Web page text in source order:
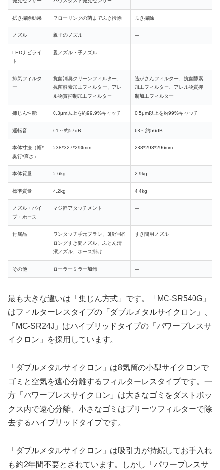
拭き掃除効果 フローリングの菌までふき掃除 ふき掃除
ノズル 親子のノズル ―
LEDナビライ
ト
親ノズル・子ノズル ―
排気フィルタ
ー
抗菌消臭クリーンフィルター、
抗菌酵素加工フィルター、アレ
ル物質抑制加工フィルター
逃がさんフィルター、抗菌酵素
加工フィルター、アレル物質抑
制加工フィルター
捕じん性能 0.3μm以上を約99.9%キャッチ 0.5μm以上を約99%キャッチ
運転音 61～約57dB 63～約56dB
本体寸法（幅*
奥行*高さ）
238*327*290mm 238*293*296mm
本体質量 2.6kg 2.9kg
標準質量 4.2kg 4.4kg
ノズル・パイ
プ・ホース
マジ軽アタッチメント ―
付属品
ワンタッチ手元ブラシ、3段伸縮
ロングすき間ノズル、ふとん清
潔ノズル、ホース掛け
すき間用ノズル
その他 ローラーミラー加飾 ―
最も大きな違いは「集じん方式」です。「MC-SR540G」
はフィルターレスタイプの「ダブルメタルサイクロン」、
「MC-SR24J」はハイブリッドタイプの「パワープレスサ
イクロン」を採用しています。
「ダブルメタルサイクロン」は8気筒の小型サイクロンで
ゴミと空気を遠心分離するフィルターレスタイプです。一
方「パワープレスサイクロン」は大きなゴミをダストボッ
クス内で遠心分離、小さなゴミはプリーツフィルターで除
去するハイブリッドタイプです。
「ダブルメタルサイクロン」は吸引力が持続してお手入れ
も約2年間不要とされています。しかし「パワープレスサ